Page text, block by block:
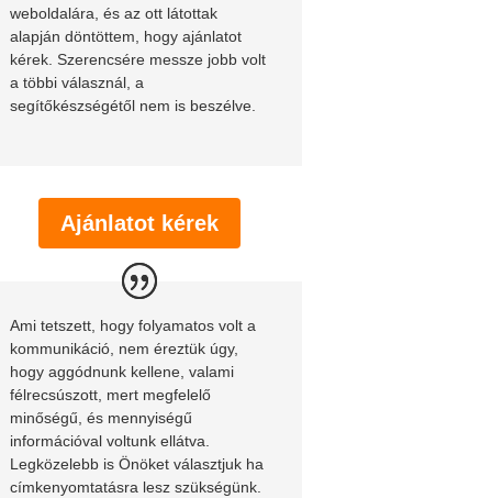
weboldalára, és az ott látottak
alapján döntöttem, hogy ajánlatot
kérek. Szerencsére messze jobb volt
a többi válasznál, a
segítőkészségétől nem is beszélve.
Ajánlatot kérek
Ami tetszett, hogy folyamatos volt a
kommunikáció, nem éreztük úgy,
hogy aggódnunk kellene, valami
félrecsúszott, mert megfelelő
minőségű, és mennyiségű
információval voltunk ellátva.
Legközelebb is Önöket választjuk ha
címkenyomtatásra lesz szükségünk.